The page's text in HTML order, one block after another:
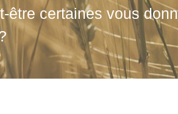
être certaines vous